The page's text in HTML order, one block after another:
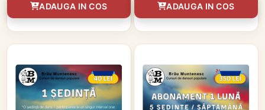
ADAUGA IN COS ADAUGA IN COS